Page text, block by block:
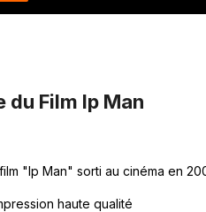
du Film Ip Man
"Ip Man" sorti au cinéma en
haute qualité